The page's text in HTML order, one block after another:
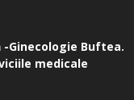
Ginecologie Buftea.
medicale